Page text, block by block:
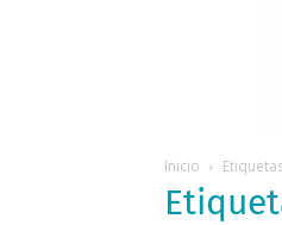
Inicio